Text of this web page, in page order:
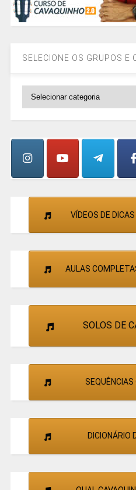
SELECIONE OS GRUPOS E
SELECIONE
CANTORES
VÍDEOS DE
AULAS
SOLOS DE
DICIONÁRIO